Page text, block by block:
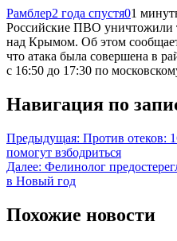
Рамблер2 года спустя01
Российские ПВО уничтожили
над Крымом. Об этом
что атака была совершена в
с 16:50 до 17:30 по
Навигация по
Предыдущая: Против отеков:
помогут взбодриться
Далее: Фелинолог
в Новый год
Похожие новости